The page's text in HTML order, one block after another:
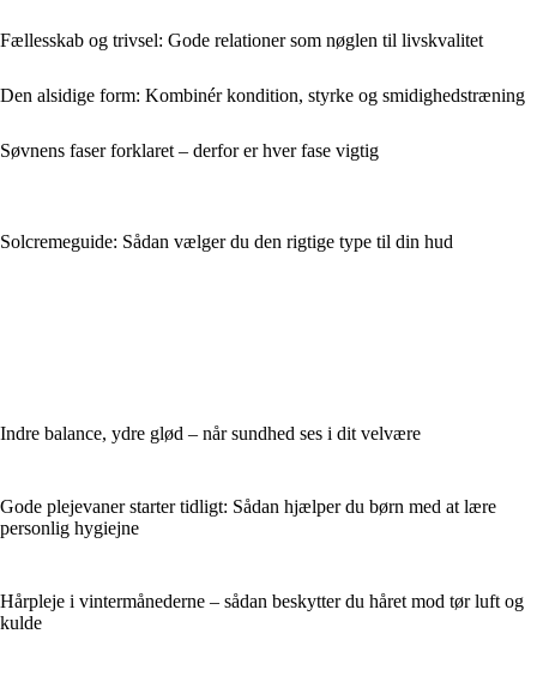
Fællesskab og trivsel: Gode relationer som nøglen til livskvalitet
Den alsidige form: Kombinér kondition, styrke og smidighedstræning
Søvnens faser forklaret – derfor er hver fase vigtig
Solcremeguide: Sådan vælger du den rigtige type til din hud
Indre balance, ydre glød – når sundhed ses i dit velvære
Gode plejevaner starter tidligt: Sådan hjælper du børn med at lære
personlig hygiejne
Hårpleje i vintermånederne – sådan beskytter du håret mod tør luft og
kulde